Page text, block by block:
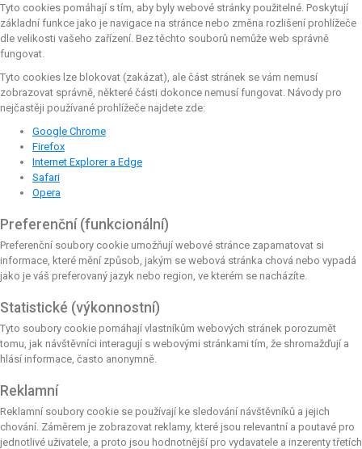
Tyto cookies pomáhají s tím, aby byly webové stránky použitelné. Poskytují
základní funkce jako je navigace na stránce nebo změna rozlišení prohlížeče
dle velikosti vašeho zařízení. Bez těchto souborů nemůže web správně
fungovat.
Tyto cookies lze blokovat (zakázat), ale část stránek se vám nemusí
zobrazovat správně, některé části dokonce nemusí fungovat. Návody pro
nejčastěji používané prohlížeče najdete zde:
Google Chrome
Firefox
Internet Explorer a Edge
Safari
Opera
Preferenční (funkcionální)
Preferenční soubory cookie umožňují webové stránce zapamatovat si
informace, které mění způsob, jakým se webová stránka chová nebo vypadá
jako je váš preferovaný jazyk nebo region, ve kterém se nacházíte.
Statistické (výkonnostní)
Tyto soubory cookie pomáhají vlastníkům webových stránek porozumět
tomu, jak návštěvníci interagují s webovými stránkami tím, že shromažďují a
hlásí informace, často anonymně.
Reklamní
Reklamní soubory cookie se používají ke sledování návštěvníků a jejich
chování. Záměrem je zobrazovat reklamy, které jsou relevantní a poutavé pro
jednotlivé uživatele, a proto jsou hodnotnější pro vydavatele a inzerenty třetích